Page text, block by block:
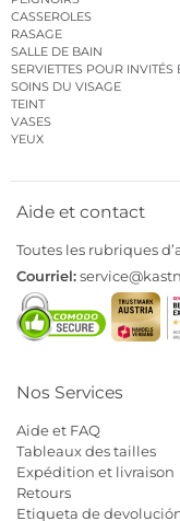
CASSEROLES
RASAGE
SALLE DE BAIN
SERVIETTES POUR INVITÉS
SOINS DU VISAGE
TEINT
VASES
YEUX
Aide et contact
Toutes les rubriques
Courriel:
Nos Services
Aide et FAQ
Tableaux des tailles
Expédition et livraison
Retours
Etiqueta de